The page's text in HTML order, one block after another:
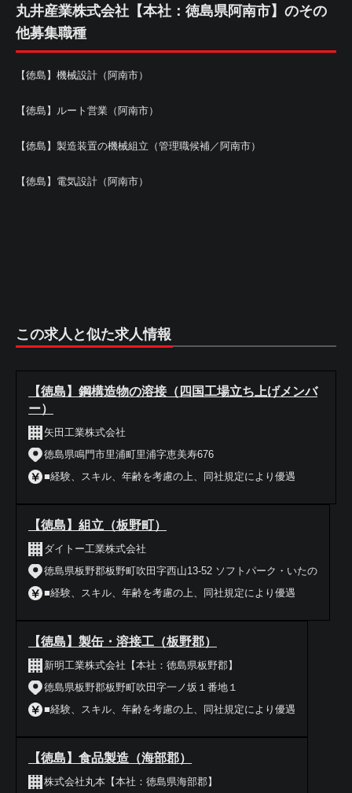
丸井産業株式会社【本社：徳島県阿南市】のその
他募集職種
【徳島】機械設計（阿南市）
【徳島】ルート営業（阿南市）
【徳島】製造装置の機械組立（管理職候補／阿南市）
【徳島】電気設計（阿南市）
この求人と似た求人情報
【徳島】鋼構造物の溶接（四国工場立ち上げメンバ
ー）
矢田工業株式会社
徳島県鳴門市里浦町里浦字恵美寿676
■経験、スキル、年齢を考慮の上、同社規定により優遇
【徳島】組立（板野町）
ダイトー工業株式会社
徳島県板野郡板野町吹田字西山13-52 ソフトパーク・いたの
■経験、スキル、年齢を考慮の上、同社規定により優遇
【徳島】製缶・溶接工（板野郡）
新明工業株式会社【本社：徳島県板野郡】
徳島県板野郡板野町吹田字一ノ坂１番地１
■経験、スキル、年齢を考慮の上、同社規定により優遇
【徳島】食品製造（海部郡）
株式会社丸本【本社：徳島県海部郡】